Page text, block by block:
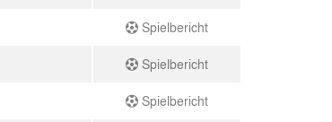
Spielbericht
Spielbericht
Spielbericht